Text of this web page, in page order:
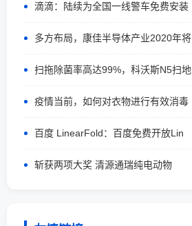
滴滴：陆续为全国一线警车免费安装
多方布局，康佳半导体产业2020年将
扫拖除菌率高达99%，科沃斯N5扫地
疫情当前，如何对衣物进行有效消毒
百度 LinearFold：百度免费开放Lin
斩获两项大奖 清源通瑞纯电动物